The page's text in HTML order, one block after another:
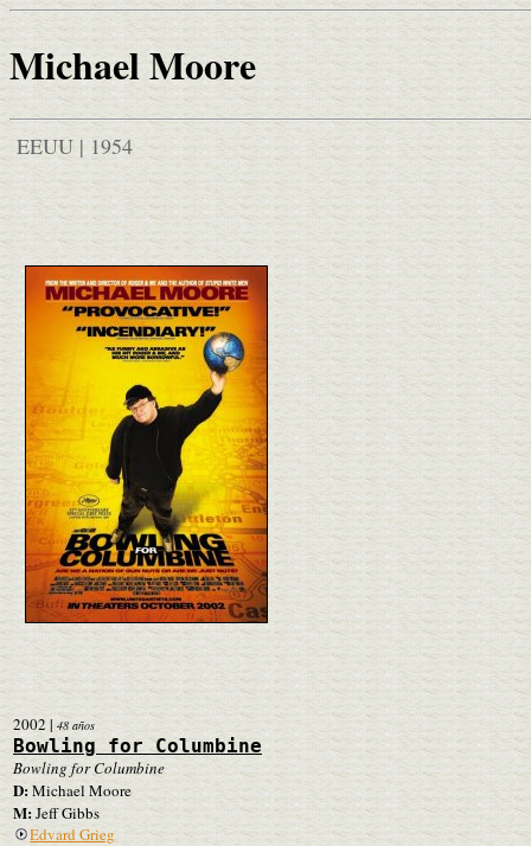
Michael Moore
EEUU | 1954
2002 | 48 años
Bowling for Columbine
Bowling for Columbine
D:Michael Moore
M:Jeff Gibbs
Edvard Grieg